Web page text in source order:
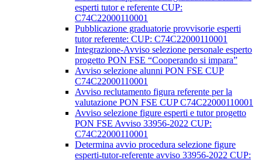
esperti tutor e referente CUP:
C74C22000110001
Pubblicazione graduatorie provvisorie esperti
tutor referente: CUP: C74C22000110001
Integrazione-Avviso selezione personale esperto
progetto PON FSE “Cooperando si impara”
Avviso selezione alunni PON FSE CUP
C74C22000110001
Avviso reclutamento figura referente per la
valutazione PON FSE CUP C74C22000110001
Avviso selezione figure esperti e tutor progetto
PON FSE Avviso 33956-2022 CUP:
C74C22000110001
Determina avvio procedura selezione figure
esperti-tutor-referente avviso 33956-2022 CUP: